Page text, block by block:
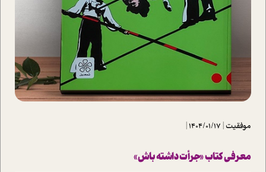
موفقیت|
1404/01/17
|
معرفی کتاب «جرأت داشته باش»